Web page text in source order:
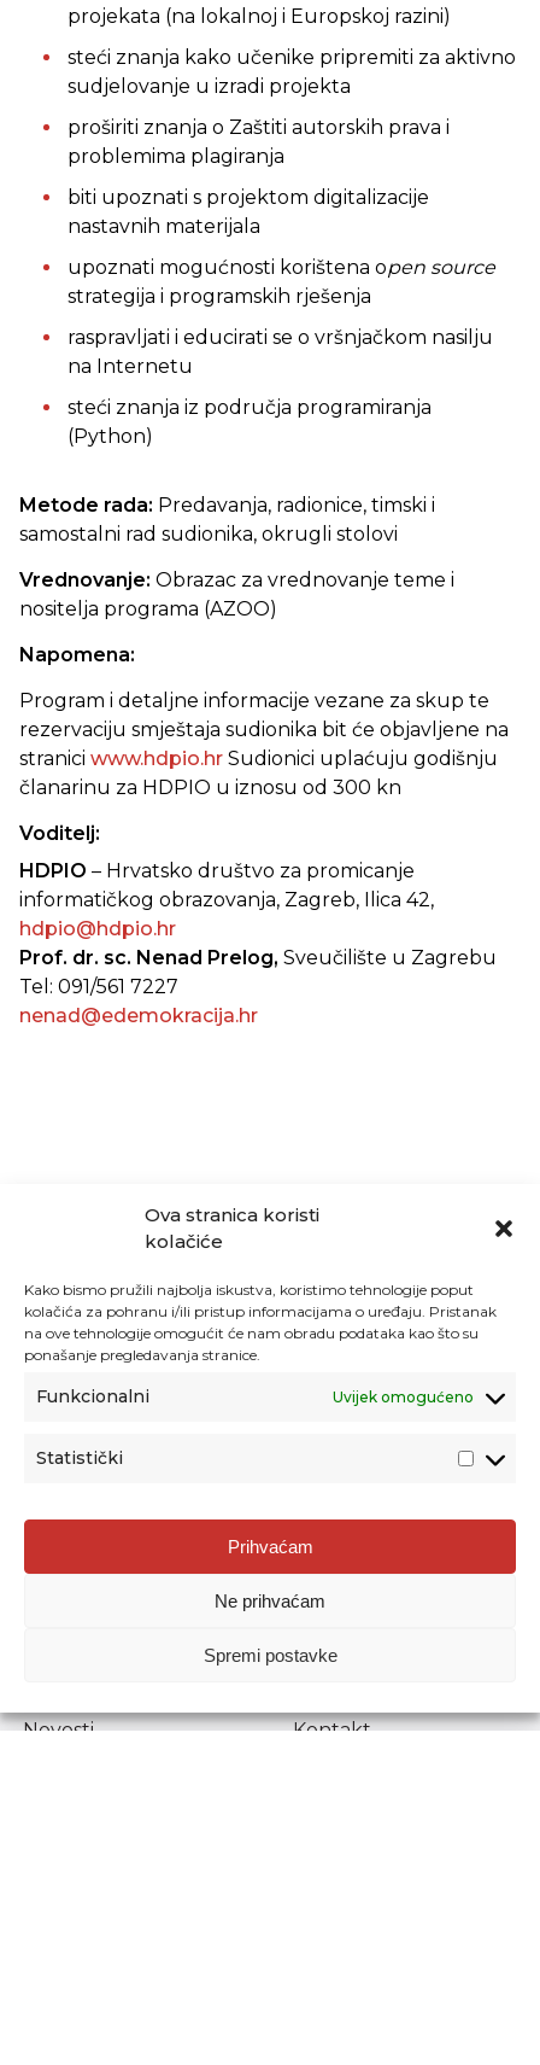
Ova stranica koristi
kolačiće
Kako bismo pružili najbolja iskustva, koristimo tehnologije poput
kolačića za pohranu i/ili pristup informacijama o uređaju. Pristanak
na ove tehnologije omogućit će nam obradu podataka kao što su
ponašanje pregledavanja stranice.
Funkcionalni Uvijek omogućeno
Statistički
Prihvaćam
Ne prihvaćam
Spremi postavke
projekata (na lokalnoj i Europskoj razini)
steći znanja kako učenike pripremiti za aktivno
sudjelovanje u izradi projekta
proširiti znanja o Zaštiti autorskih prava i
problemima plagiranja
biti upoznati s projektom digitalizacije
nastavnih materijala
upoznati mogućnosti korištena open source
strategija i programskih rješenja
raspravljati i educirati se o vršnjačkom nasilju
na Internetu
steći znanja iz područja programiranja
(Python)
Metode rada: Predavanja, radionice, timski i
samostalni rad sudionika, okrugli stolovi
Vrednovanje: Obrazac za vrednovanje teme i
nositelja programa (AZOO)
Napomena:
Program i detaljne informacije vezane za skup te
rezervaciju smještaja sudionika bit će objavljene na
stranici www.hdpio.hr Sudionici uplaćuju godišnju
članarinu za HDPIO u iznosu od 300 kn
Voditelj:
HDPIO – Hrvatsko društvo za promicanje
informatičkog obrazovanja, Zagreb, Ilica 42,
hdpio@hdpio.hr
Prof. dr. sc. Nenad Prelog, Sveučilište u Zagrebu
Tel: 091/561 7227
nenad@edemokracija.hr
Agencija za odgoj i obrazovanje
Donje Svetice 38, 10000 Zagreb
1778129
Prenošenje sadržaja dopušteno je uz navođenje izvora.
Novosti
Kontakt